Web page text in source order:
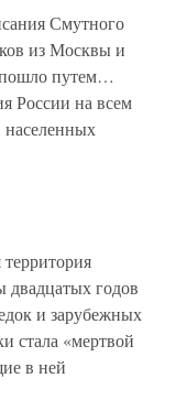
Смутного
из Москвы и
пошло путем…
России на всем
населенных
двадцатых годов
и зарубежных
стала «мертвой
в ней